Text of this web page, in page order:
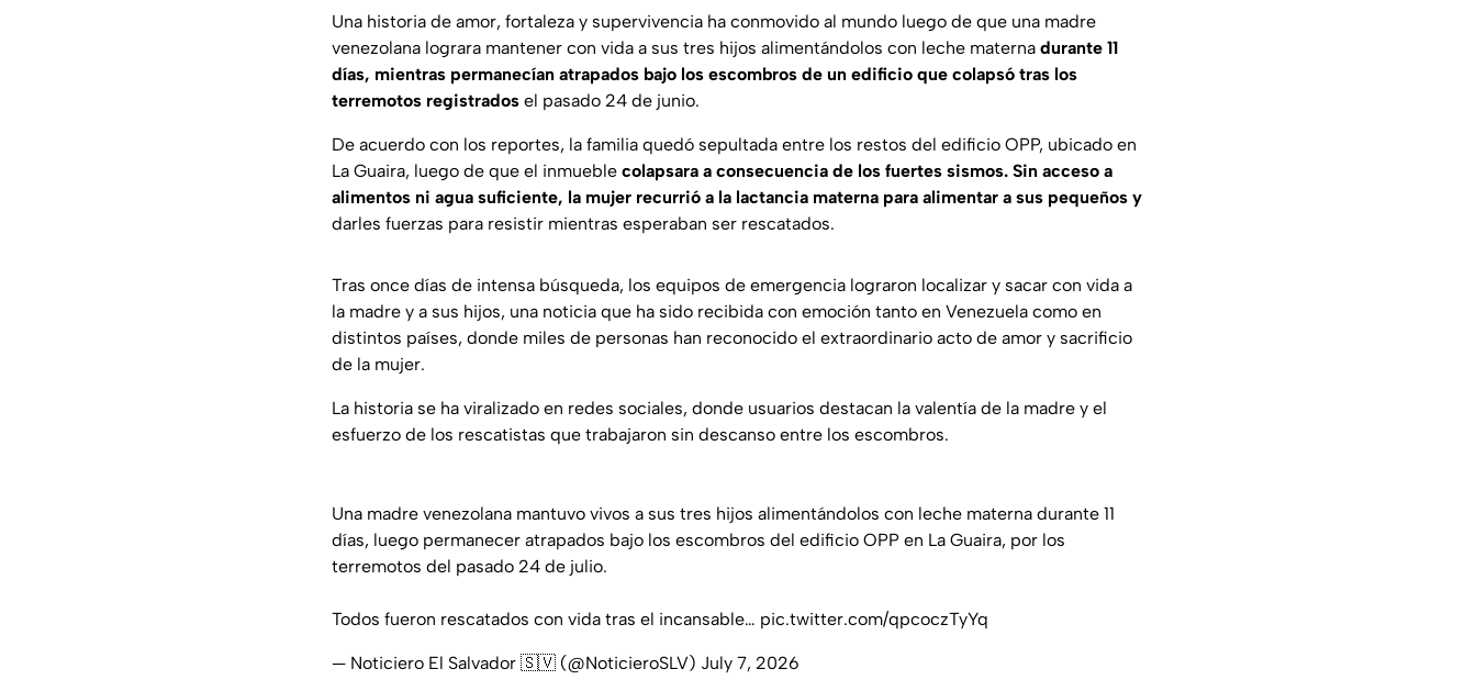
Una historia de amor, fortaleza y supervivencia ha conmovido al mundo luego de que una madre
venezolana lograra mantener con vida a sus tres hijos alimentándolos con leche materna durante 11
días, mientras permanecían atrapados bajo los escombros de un edificio que colapsó tras los
terremotos registrados el pasado 24 de junio.
De acuerdo con los reportes, la familia quedó sepultada entre los restos del edificio OPP, ubicado en
La Guaira, luego de que el inmueble colapsara a consecuencia de los fuertes sismos. Sin acceso a
alimentos ni agua suficiente, la mujer recurrió a la lactancia materna para alimentar a sus pequeños y
darles fuerzas para resistir mientras esperaban ser rescatados.
Tras once días de intensa búsqueda, los equipos de emergencia lograron localizar y sacar con vida a
la madre y a sus hijos, una noticia que ha sido recibida con emoción tanto en Venezuela como en
distintos países, donde miles de personas han reconocido el extraordinario acto de amor y sacrificio
de la mujer.
La historia se ha viralizado en redes sociales, donde usuarios destacan la valentía de la madre y el
esfuerzo de los rescatistas que trabajaron sin descanso entre los escombros.
Una madre venezolana mantuvo vivos a sus tres hijos alimentándolos con leche materna durante 11
días, luego permanecer atrapados bajo los escombros del edificio OPP en La Guaira, por los
terremotos del pasado 24 de julio.
Todos fueron rescatados con vida tras el incansable… pic.twitter.com/qpcoczTyYq
— Noticiero El Salvador 🇸🇻 (@NoticieroSLV) July 7, 2026